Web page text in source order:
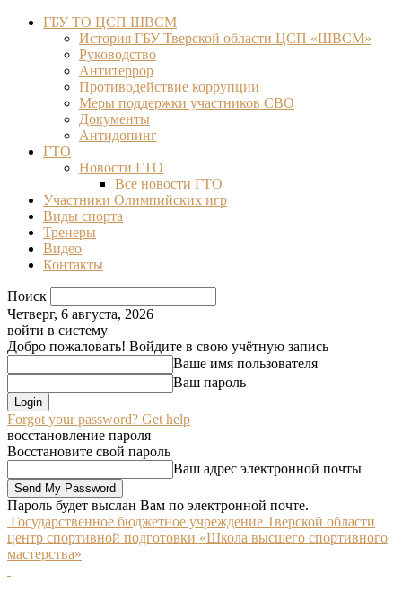
ГБУ ТО ЦСП ШВСМ
История ГБУ Тверской области ЦСП «ШВСМ»
Руководство
Антитеррор
Противодействие коррупции
Меры поддержки участников СВО
Документы
Антидопинг
ГТО
Новости ГТО
Все новости ГТО
Участники Олимпийских игр
Виды спорта
Тренеры
Видео
Контакты
Поиск
Четверг, 6 августа, 2026
войти в систему
Добро пожаловать! Войдите в свою учётную запись
Ваше имя пользователя
Ваш пароль
Forgot your password? Get help
восстановление пароля
Восстановите свой пароль
Ваш адрес электронной почты
Пароль будет выслан Вам по электронной почте.
Государственное бюджетное учреждение Тверской области
центр спортивной подготовки «Школа высшего спортивного
мастерства»